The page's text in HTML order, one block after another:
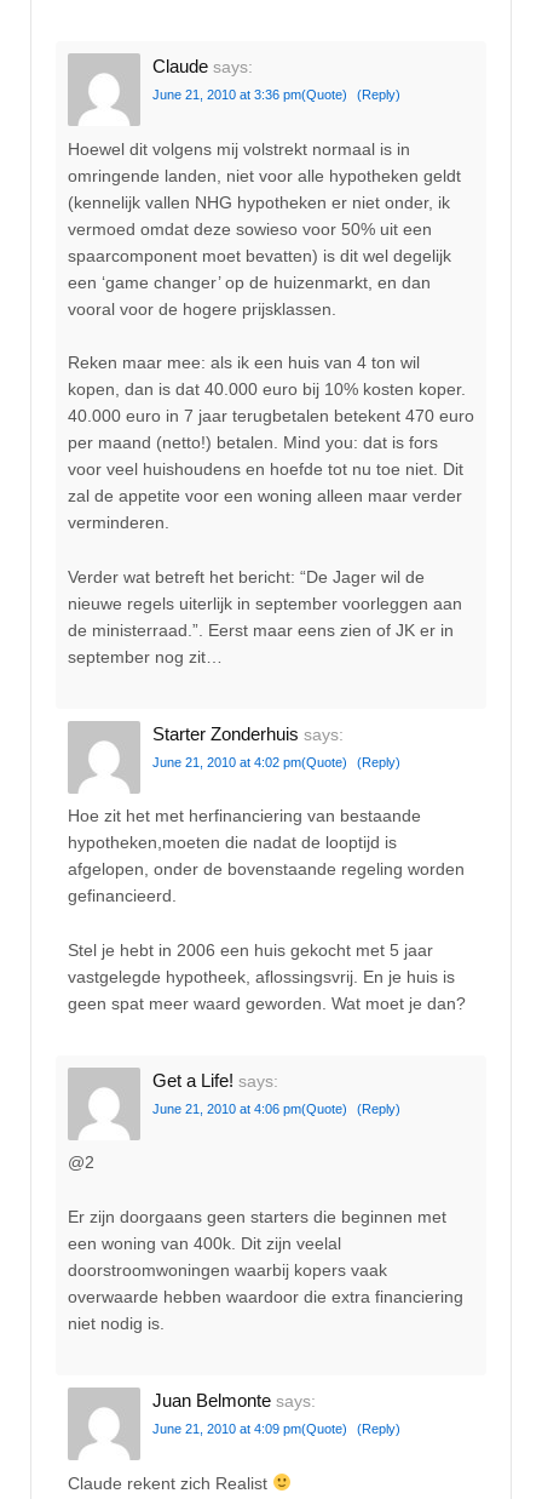
Claude says:
June 21, 2010 at 3:36 pm(Quote) (Reply)
Hoewel dit volgens mij volstrekt normaal is in
omringende landen, niet voor alle hypotheken geldt
(kennelijk vallen NHG hypotheken er niet onder, ik
vermoed omdat deze sowieso voor 50% uit een
spaarcomponent moet bevatten) is dit wel degelijk
een ‘game changer’ op de huizenmarkt, en dan
vooral voor de hogere prijsklassen.
Reken maar mee: als ik een huis van 4 ton wil
kopen, dan is dat 40.000 euro bij 10% kosten koper.
40.000 euro in 7 jaar terugbetalen betekent 470 euro
per maand (netto!) betalen. Mind you: dat is fors
voor veel huishoudens en hoefde tot nu toe niet. Dit
zal de appetite voor een woning alleen maar verder
verminderen.
Verder wat betreft het bericht: “De Jager wil de
nieuwe regels uiterlijk in september voorleggen aan
de ministerraad.”. Eerst maar eens zien of JK er in
september nog zit…
Starter Zonderhuis says:
June 21, 2010 at 4:02 pm(Quote) (Reply)
Hoe zit het met herfinanciering van bestaande
hypotheken,moeten die nadat de looptijd is
afgelopen, onder de bovenstaande regeling worden
gefinancieerd.
Stel je hebt in 2006 een huis gekocht met 5 jaar
vastgelegde hypotheek, aflossingsvrij. En je huis is
geen spat meer waard geworden. Wat moet je dan?
Get a Life! says:
June 21, 2010 at 4:06 pm(Quote) (Reply)
@2
Er zijn doorgaans geen starters die beginnen met
een woning van 400k. Dit zijn veelal
doorstroomwoningen waarbij kopers vaak
overwaarde hebben waardoor die extra financiering
niet nodig is.
Juan Belmonte says:
June 21, 2010 at 4:09 pm(Quote) (Reply)
Claude rekent zich Realist